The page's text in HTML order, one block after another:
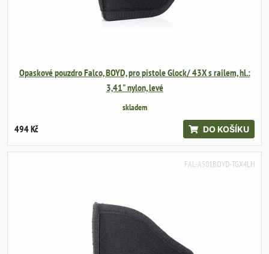
Opaskové pouzdro Falco, BOYD, pro pistole Glock/ 43X s railem, hl.:
3,41" nylon, levé
skladem
494 Kč DO KOŠÍKU
FAL-A501BOYD-TGX4LH